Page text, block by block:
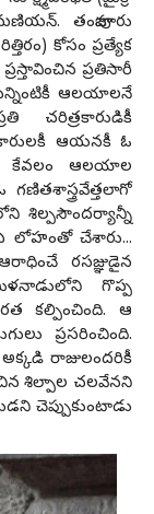
తంజావూరు
కోసం ప్ర‌త్యేక‌
ప్ర‌తిసారీ
ఆల‌యాల‌నే
చ‌రిత్ర‌కారుడికీ
ఆయ‌న‌కీ ఓ
కేవ‌లం ఆల‌యాల
శిల్ప‌సౌంద‌ర్యాన్నీ
లోహంతో చేశారు...
ర‌స‌జ్ఞుడైన‌
గొప్ప
క‌ల్పించింది. ఆ
ప్ర‌స‌రించింది.
రాజులంద‌రికీ
శిల్పాల చ‌ల‌వేన‌ని
చెప్పుకుంటాడు